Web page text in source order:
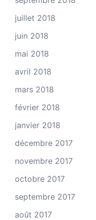
juillet 2018
juin 2018
mai 2018
avril 2018
mars 2018
février 2018
janvier 2018
décembre 2017
novembre 2017
octobre 2017
septembre 2017
août 2017